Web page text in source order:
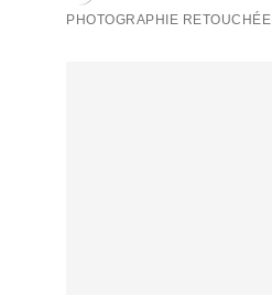
PHOTOGRAPHIE RETOUCHÉE